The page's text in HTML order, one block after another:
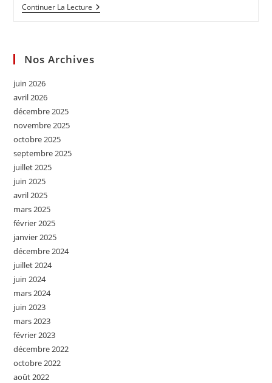
Continuer La LectureRéparation
Automobile
Reconditionné
S’impose
Nos Archives
juin 2026
avril 2026
décembre 2025
novembre 2025
octobre 2025
septembre 2025
juillet 2025
juin 2025
avril 2025
mars 2025
février 2025
janvier 2025
décembre 2024
juillet 2024
juin 2024
mars 2024
juin 2023
mars 2023
février 2023
décembre 2022
octobre 2022
août 2022